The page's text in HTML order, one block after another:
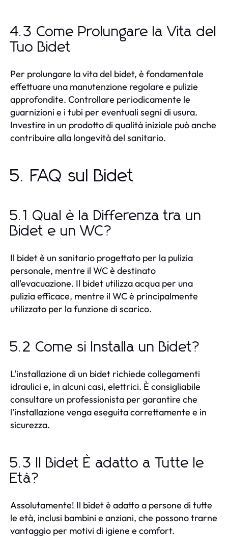
4.3 Come Prolungare la Vita del
Tuo Bidet
Per prolungare la vita del bidet, è fondamentale
effettuare una manutenzione regolare e pulizie
approfondite. Controllare periodicamente le
guarnizioni e i tubi per eventuali segni di usura.
Investire in un prodotto di qualità iniziale può anche
contribuire alla longevità del sanitario.
5. FAQ sul Bidet
5.1 Qual è la Differenza tra un
Bidet e un WC?
Il bidet è un sanitario progettato per la pulizia
personale, mentre il WC è destinato
all'evacuazione. Il bidet utilizza acqua per una
pulizia efficace, mentre il WC è principalmente
utilizzato per la funzione di scarico.
5.2 Come si Installa un Bidet?
L'installazione di un bidet richiede collegamenti
idraulici e, in alcuni casi, elettrici. È consigliabile
consultare un professionista per garantire che
l'installazione venga eseguita correttamente e in
sicurezza.
5.3 Il Bidet È adatto a Tutte le
Età?
Assolutamente! Il bidet è adatto a persone di tutte
le età, inclusi bambini e anziani, che possono trarne
vantaggio per motivi di igiene e comfort.